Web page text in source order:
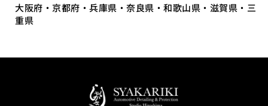
大阪府・京都府・兵庫県・奈良県・和歌山県・滋賀県・三
重県